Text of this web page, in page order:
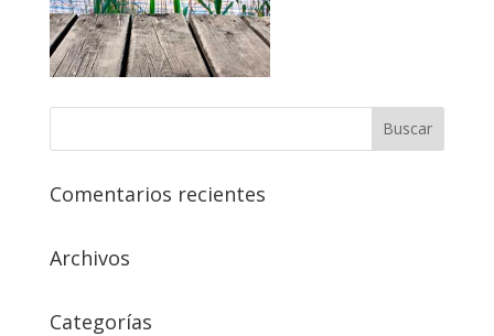
Comentarios recientes
Archivos
Categorías